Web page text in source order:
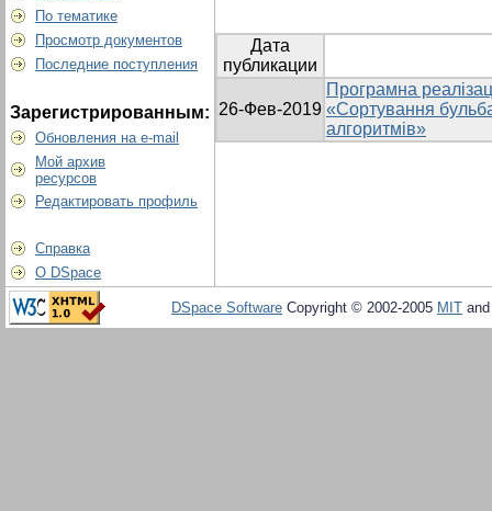
По тематике
Просмотр документов
Последние поступления
Зарегистрированным:
Обновления на e-mail
Мой архив
ресурсов
Редактировать профиль
Справка
О DSpace
Дата
публикации
26-Фев-2019
Програмна
«Сортування
алгоритмів»
DSpace Software Copyright © 2002-2005 MIT